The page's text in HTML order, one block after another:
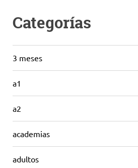
Categorías
3 meses
a1
a2
academias
adultos